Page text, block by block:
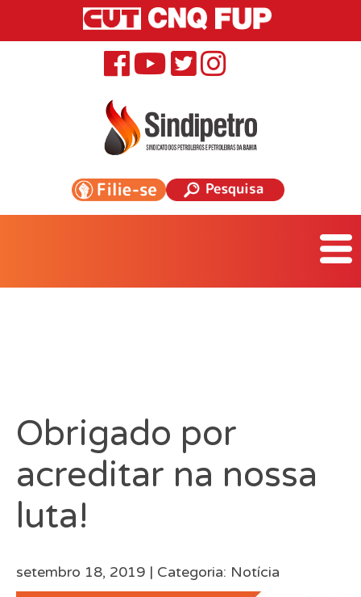
Obrigado por
acreditar na nossa
luta!
setembro 18, 2019 | Categoria: Notícia